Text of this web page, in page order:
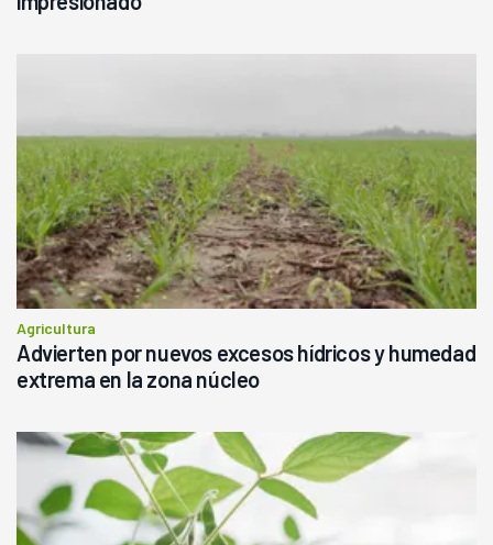
Agricultura
Advierten por nuevos excesos hídricos y humedad
extrema en la zona núcleo